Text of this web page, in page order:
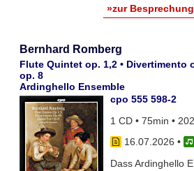
»zur
Bernhard Romberg
Flute Quintet op. 1,2 • Divertimento
op. 8
Ardinghello Ensemble
cpo 555 598-2
1 CD • 75min •
16.07.2026 •
Dass Ardinghello